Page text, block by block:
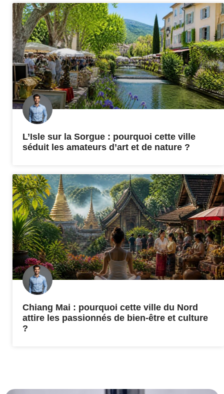
L’Isle sur la Sorgue : pourquoi cette ville
séduit les amateurs d’art et de nature ?
Chiang Mai : pourquoi cette ville du Nord
attire les passionnés de bien-être et culture
?